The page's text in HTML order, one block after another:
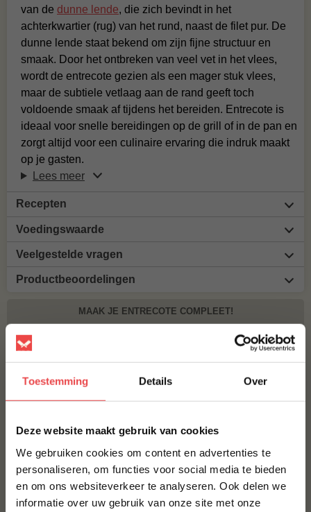
Toestemming Details Over
Deze website maakt gebruik van cookies
We gebruiken cookies om content en advertenties te
personaliseren, om functies voor social media te bieden
en om ons websiteverkeer te analyseren. Ook delen we
informatie over uw gebruik van onze site met onze
van de dunne lende, die zich bevindt in het
achterkwartier (rug) van het rund, naast de filet pur. De
dunne lende staat bekend om zijn fijne structuur en
smaak. Door het ontbreken van veel vet in het vlees,
wordt de entrecote gezien als een mager stuk vlees,
maar de subtiele vetlaag aan de rand geeft toch
voldoende smaak af tijdens het bereiden. Entrecote is
ideaal voor snelle bereidingen op de grill of in de pan en
zorgt altijd voor een culinaire ervaring die indruk maakt
op je gasten.
Lees meer
Recepten
Voedingswaarde
Veelgestelde vragen
Productbeoordelingen
MAAK JE ENTRECOTE COMPLEET!
€ 9,95
Bestel alles
10% korting op je
eerste bestelling*